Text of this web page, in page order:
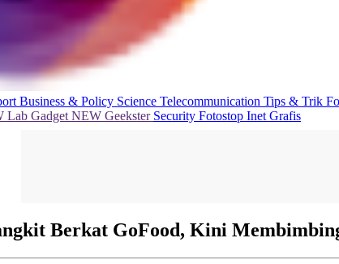
Business & Policy Science Telecommunication Tips & Trik
Lab Gadget NEW Geekster Security Fotostop Inet Grafis
Berkat GoFood, Kini